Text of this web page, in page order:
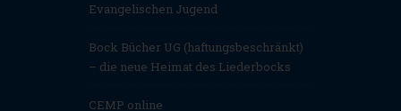
Evangelischen Jugend
Bock Bücher UG (haftungsbeschränkt)
– die neue Heimat des Liederbocks
CEMP online